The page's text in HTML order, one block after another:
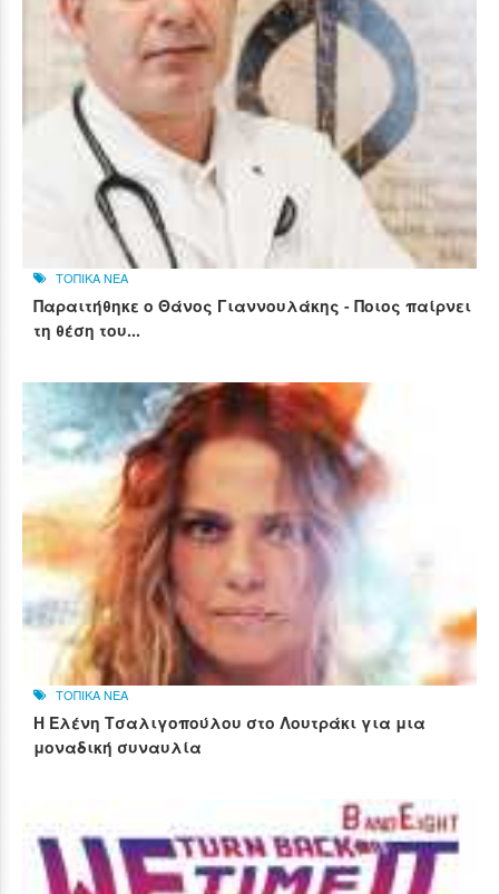
ΤΟΠΙΚΑ ΝΕΑ
Παραιτήθηκε ο Θάνος Γιαννουλάκης - Ποιος παίρνει
τη θέση του...
ΤΟΠΙΚΑ ΝΕΑ
Η Ελένη Τσαλιγοπούλου στο Λουτράκι για μια
μοναδική συναυλία